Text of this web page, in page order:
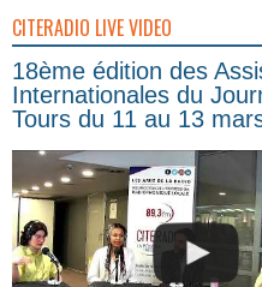
CITERADIO LIVE VIDEO
18ème édition des
Internationales du
Tours du 11 au 13